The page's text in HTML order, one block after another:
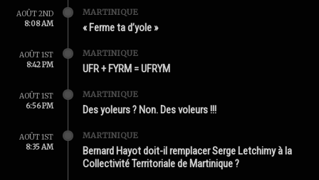
AOÛT 2ND
8:08 AM
MARTINIQUE
« Ferme ta d’yole »
AOÛT 1ST
8:42 PM
MARTINIQUE
UFR + FYRM = UFRYM
AOÛT 1ST
6:56 PM
MARTINIQUE
Des yoleurs ? Non. Des voleurs !!!
AOÛT 1ST
8:35 AM
MARTINIQUE
Bernard Hayot doit-il remplacer Serge Letchimy à la
Collectivité Territoriale de Martinique ?